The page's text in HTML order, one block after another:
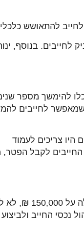
לחייבים. בנוסף,
להימשך מספר
שמאפשר לחייבים
צריכים לעמוד
החייבים לקבל הפטר,
החוק קובע בבירור: החדש, על אדם לעמוד באחד מהתנאים הבאים:
החייב